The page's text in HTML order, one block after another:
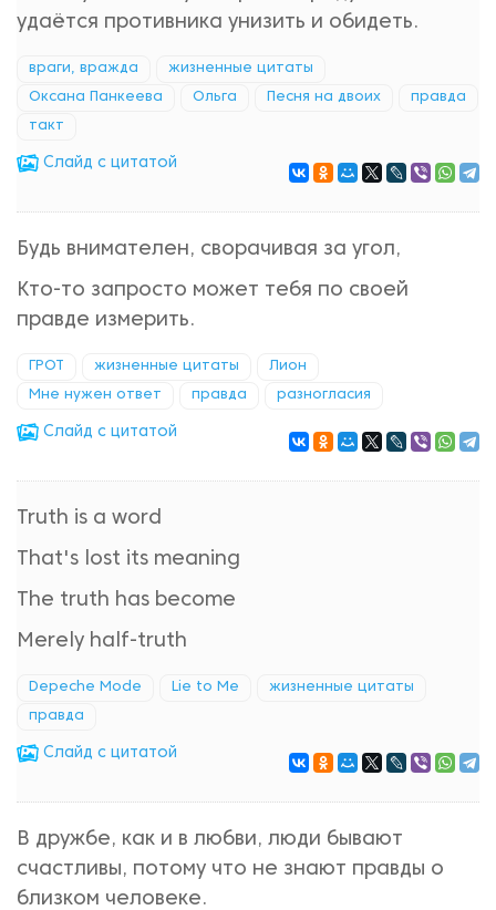
удаётся противника унизить и обидеть.
враги, вражда жизненные цитаты
Оксана Панкеева Ольга Песня на двоих правда
такт
Cлайд с цитатой
Будь внимателен, сворачивая за угол,
Кто-то запросто может тебя по своей
правде измерить.
ГРОТ жизненные цитаты Лион
Мне нужен ответ правда разногласия
Cлайд с цитатой
Truth is a word
That's lost its meaning
The truth has become
Merely half-truth
Depeche Mode Lie to Me жизненные цитаты
правда
Cлайд с цитатой
В дружбе, как и в любви, люди бывают
счастливы, потому что не знают правды о
близком человеке.